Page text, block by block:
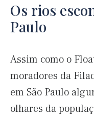
Os rios
Paulo
Assim como o
moradores da
em São Paulo
olhares da